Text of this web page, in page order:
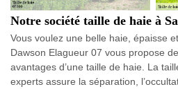
Notre société taille de haie à
Vous voulez une belle haie, épaisse
Dawson Elagueur 07 vous propose
avantages d’une taille de haie. La
experts assure la séparation,